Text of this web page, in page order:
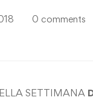
0 comments
SETTIMANA